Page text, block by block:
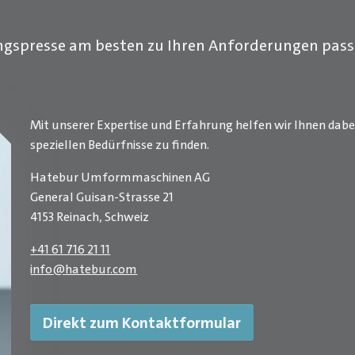
am besten zu Ihren Anforderungen
Mit unserer Expertise und Erfahrung helfen wir Ihnen
speziellen Bedürfnisse zu finden.
Hatebur Umformmaschinen AG
General Guisan-Strasse 21
4153 Reinach, Schweiz
+41 61 716 21 11
info@hatebur.com
Direkt zum Kontaktformular